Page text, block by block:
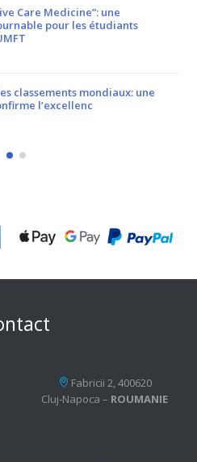
Care Medicine”: une
pour les étudiants
classements mondiaux: une
l’excellenc
Fabricii 2, 400620
Cluj-Napoca – ROUMANIE